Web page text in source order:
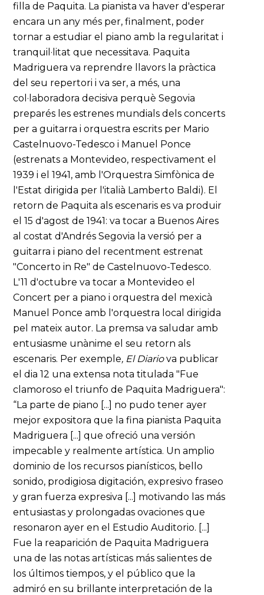
filla de Paquita. La pianista va haver d'esperar
encara un any més per, finalment, poder
tornar a estudiar el piano amb la regularitat i
tranquil·litat que necessitava. Paquita
Madriguera va reprendre llavors la pràctica
del seu repertori i va ser, a més, una
col·laboradora decisiva perquè Segovia
preparés les estrenes mundials dels concerts
per a guitarra i orquestra escrits per Mario
Castelnuovo-Tedesco i Manuel Ponce
(estrenats a Montevideo, respectivament el
1939 i el 1941, amb l'Orquestra Simfònica de
l'Estat dirigida per l'italià Lamberto Baldi). El
retorn de Paquita als escenaris es va produir
el 15 d'agost de 1941: va tocar a Buenos Aires
al costat d'Andrés Segovia la versió per a
guitarra i piano del recentment estrenat
"Concerto in Re" de Castelnuovo-Tedesco.
L'11 d'octubre va tocar a Montevideo el
Concert per a piano i orquestra del mexicà
Manuel Ponce amb l'orquestra local dirigida
pel mateix autor. La premsa va saludar amb
entusiasme unànime el seu retorn als
escenaris. Per exemple, El Diariova publicar
el dia 12 una extensa nota titulada "Fue
clamoroso el triunfo de Paquita Madriguera":
“La parte de piano [...] no pudo tener ayer
mejor expositora que la fina pianista Paquita
Madriguera [...] que ofreció una versión
impecable y realmente artística. Un amplio
dominio de los recursos pianísticos, bello
sonido, prodigiosa digitación, expresivo fraseo
y gran fuerza expresiva [...] motivando las más
entusiastas y prolongadas ovaciones que
resonaron ayer en el Estudio Auditorio. [...]
Fue la reaparición de Paquita Madriguera
una de las notas artísticas más salientes de
los últimos tiempos, y el público que la
admiró en su brillante interpretación de la